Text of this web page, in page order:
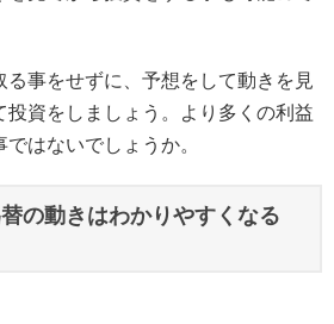
事をせずに、予想をして動きを見
投資をしましょう。より多くの利益
はないでしょうか。
の動きはわかりやすくなる